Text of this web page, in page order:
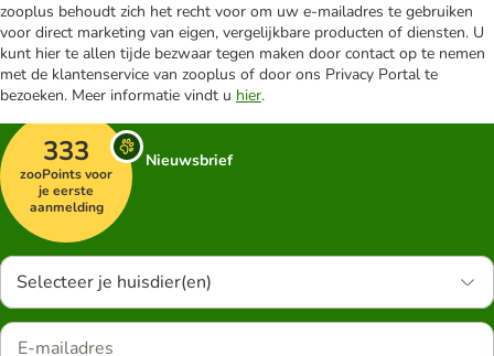
zooplus behoudt zich het recht voor om uw e-mailadres te gebruiken
voor direct marketing van eigen, vergelijkbare producten of diensten. U
kunt hier te allen tijde bezwaar tegen maken door contact op te nemen
met de klantenservice van zooplus of door ons Privacy Portal te
bezoeken. Meer informatie vindt u hier.
333
zooPoints voor
je eerste
aanmelding
Nieuwsbrief
Selecteer je huisdier(en)